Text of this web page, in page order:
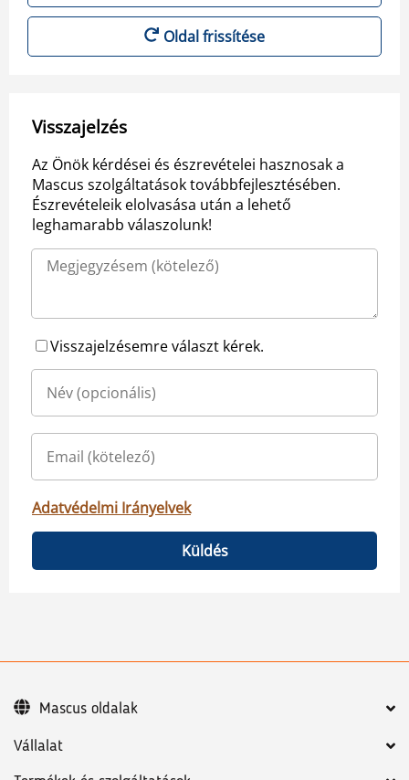
Oldal frissítése
Visszajelzés
Az Önök kérdései és észrevételei hasznosak a
Mascus szolgáltatások továbbfejlesztésében.
Észrevételeik elolvasása után a lehető
leghamarabb válaszolunk!
Visszajelzésemre választ kérek.
Adatvédelmi Irányelvek
Küldés
Vállalat
Mascus oldalak